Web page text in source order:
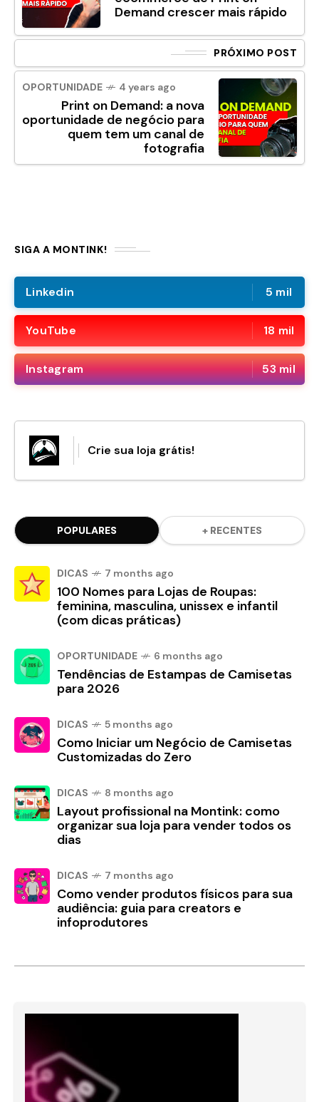
Demand crescer mais rápido
PRÓXIMO POST
OPORTUNIDADE 4 years ago
Print on Demand: a nova
oportunidade de negócio para
quem tem um canal de
fotografia
SIGA A MONTINK!
Linkedin 5 mil
YouTube 18 mil
Instagram 53 mil
Crie sua loja grátis!
POPULARES + RECENTES
DICAS 7 months ago
100 Nomes para Lojas de Roupas:
feminina, masculina, unissex e infantil
(com dicas práticas)
OPORTUNIDADE 6 months ago
Tendências de Estampas de Camisetas
para 2026
DICAS 5 months ago
Como Iniciar um Negócio de Camisetas
Customizadas do Zero
DICAS 8 months ago
Layout profissional na Montink: como
organizar sua loja para vender todos os
dias
DICAS 7 months ago
Como vender produtos físicos para sua
audiência: guia para creators e
infoprodutores